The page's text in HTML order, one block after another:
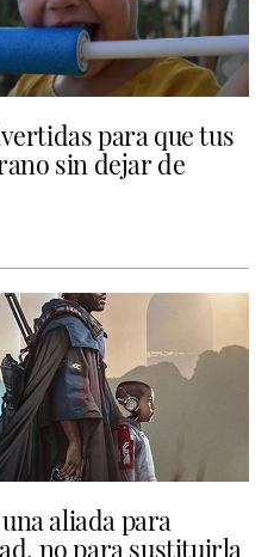
para que tus
sin dejar de
aliada para
no para sustituirla